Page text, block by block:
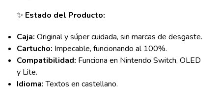
✨ Estado del Producto:
Caja: Original y súper cuidada, sin marcas de desgaste.
Cartucho: Impecable, funcionando al 100%.
Compatibilidad: Funciona en Nintendo Switch, OLED
y Lite.
Idioma:Textos en castellano.